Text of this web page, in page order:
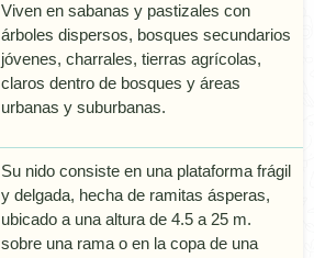
Viven en sabanas y pastizales con
árboles dispersos, bosques secundarios
jóvenes, charrales, tierras agrí­colas,
claros dentro de bosques y áreas
urbanas y suburbanas.
Su nido consiste en una plataforma frágil
y delgada, hecha de ramitas ásperas,
ubicado a una altura de 4.5 a 25 m.
sobre una rama o en la copa de una